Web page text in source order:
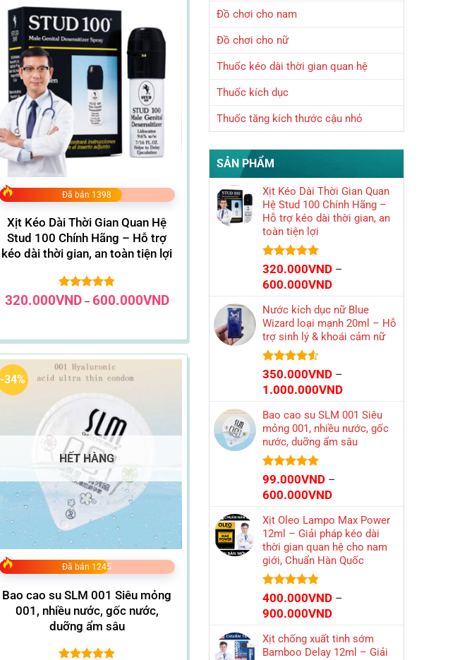
Đã bán 1398
Xịt Kéo Dài Thời Gian Quan Hệ
Stud 100 Chính Hãng – Hỗ trợ
kéo dài thời gian, an toàn tiện lợi
Được xếp
320.000VND – 600.000VNDKhoảng
giá:
320.000VND
đến
600.000VND
-34%
HẾT HÀNG
Đã bán 1245
Bao cao su SLM 001 Siêu mỏng
001, nhiều nước, gốc nước,
duỡng ẩm sâu
Đồ chơi cho nam
Đồ chơi cho nữ
Thuốc kéo dài thời gian quan hệ
Thuốc kích dục
Thuốc tăng kích thước cậu nhỏ
SẢN PHẨM
Xịt Kéo Dài Thời Gian Quan
Hệ Stud 100 Chính Hãng –
Hỗ trợ kéo dài thời gian, an
toàn tiện lợi
Được xếp
hạng4.85
5 sao
320.000VND –
600.000VNDKhoảng
từ
320.000VND
đến
Nước kích dục nữ Blue
Wizard loại mạnh 20ml – Hỗ
trợ sinh lý & khoái cảm nữ
Được xếp
hạng4.56
5 sao
350.000VND –
1.000.000VNDKhoảng
từ
350.000VND
đến
Bao cao su SLM 001 Siêu
mỏng 001, nhiều nước, gốc
nước, duỡng ẩm sâu
Được xếp
hạng4.86
5 sao
99.000VND –
600.000VNDKhoảng
từ
99.000VND
đến
600.000VND
Xịt Oleo Lampo Max Power
12ml – Giải pháp kéo dài
thời gian quan hệ cho nam
giới, Chuẩn Hàn Quốc
Được xếp
hạng4.86
5 sao
400.000VND –
900.000VNDKhoảng
từ
400.000VND
Xịt chống xuất tinh sớm
Bamboo Delay 12ml – Giải